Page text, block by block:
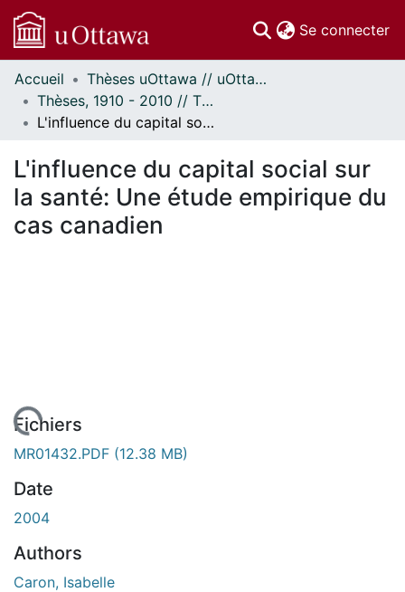
Se connecter
Communautés
et collections
Parcourir
À propos
Accueil
Thèses uOttawa // uOttawa Theses
Thèses, 1910 - 2010 // Theses, 1910 - 2010
L'influence du capital social sur la santé: Une étude empirique du cas canadien
L'influence du capital social sur
la santé: Une étude empirique du
cas canadien
Fichiers
MR01432.PDF (12.38 MB)
Date
2004
Authors
Caron, Isabelle